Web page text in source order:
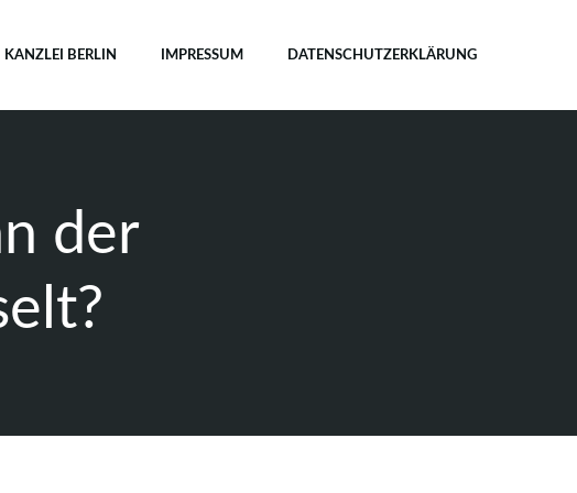
KANZLEI BERLIN IMPRESSUM DATENSCHUTZERKLÄRUNG
der